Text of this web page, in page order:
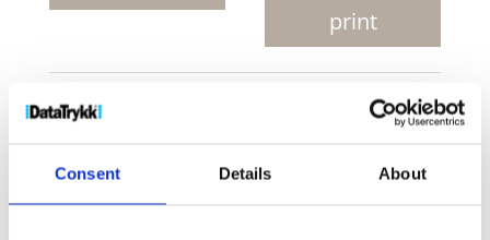
Consent Details About
print
Penner og skrivemateriell
Kulepenn,